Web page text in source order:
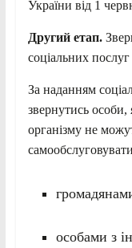
України від 1
Другий етап.
соціальних
За наданням
звернутись
організму не
особами з